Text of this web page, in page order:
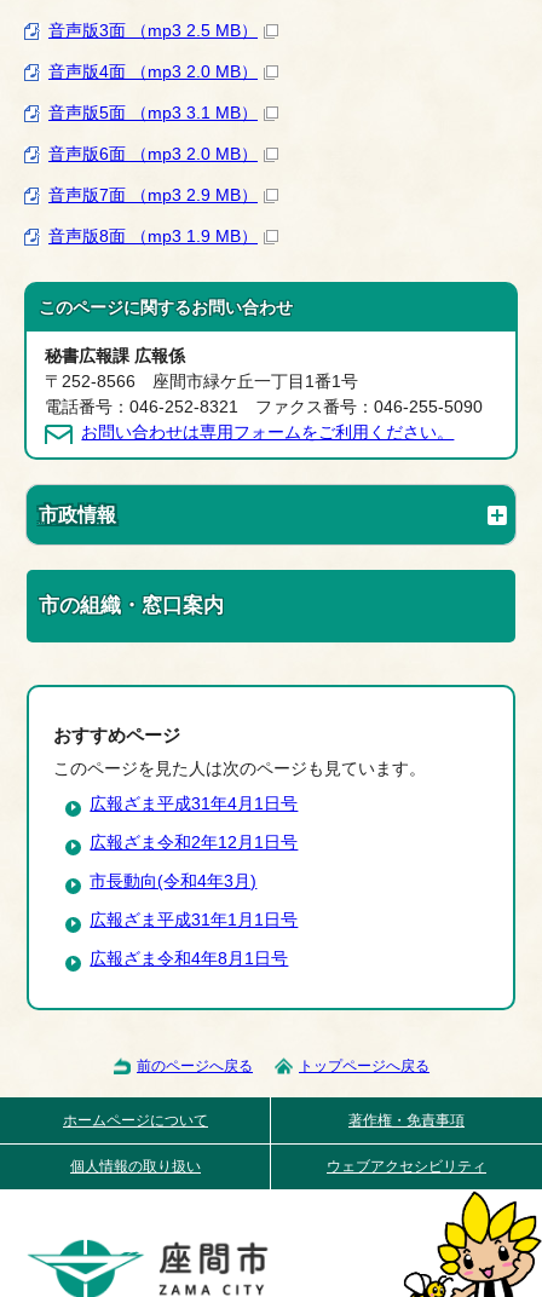
音声版3面 （mp3 2.5 MB）
音声版4面 （mp3 2.0 MB）
音声版5面 （mp3 3.1 MB）
音声版6面 （mp3 2.0 MB）
音声版7面 （mp3 2.9 MB）
音声版8面 （mp3 1.9 MB）
このページに関するお問い合わせ
秘書広報課 広報係
〒252-8566 座間市緑ケ丘一丁目1番1号
電話番号：046-252-8321 ファクス番号：046-255-5090
お問い合わせは専用フォームをご利用ください。
市政情報
市の組織・窓口案内
おすすめページ
このページを見た人は次のページも見ています。
広報ざま平成31年4月1日号
広報ざま令和2年12月1日号
市長動向(令和4年3月)
広報ざま平成31年1月1日号
広報ざま令和4年8月1日号
前のページへ戻る トップページへ戻る
ホームページについて 著作権・免責事項
個人情報の取り扱い ウェブアクセシビリティ